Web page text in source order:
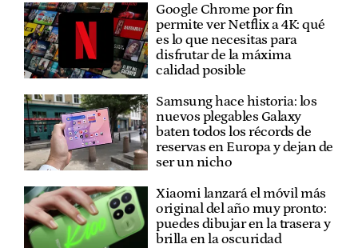
Google Chrome por fin
permite ver Netflix a 4K: qué
es lo que necesitas para
disfrutar de la máxima
calidad posible
Samsung hace historia: los
nuevos plegables Galaxy
baten todos los récords de
reservas en Europa y dejan de
ser un nicho
Xiaomi lanzará el móvil más
original del año muy pronto:
puedes dibujar en la trasera y
brilla en la oscuridad